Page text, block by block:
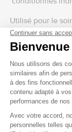
Utilisé pour le
exsudatives, ce
dermabrasions,
Le film OPSITE
permet au patient
pansement.
Le film OPSITE
que le